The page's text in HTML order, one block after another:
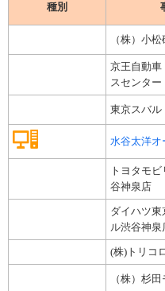
種別
（株）小
京王自動車
スセンター
東京スバル
水谷太洋オ
トヨタモ
谷神泉店
ダイハツ
ル渋谷神泉
(株)トリコ
（株）杉